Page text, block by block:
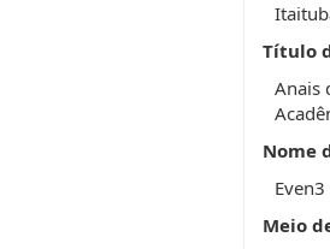
Título
Anais
Nome
Even3
Meio